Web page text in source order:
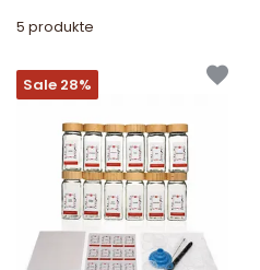
5 produkte
Sale 28%